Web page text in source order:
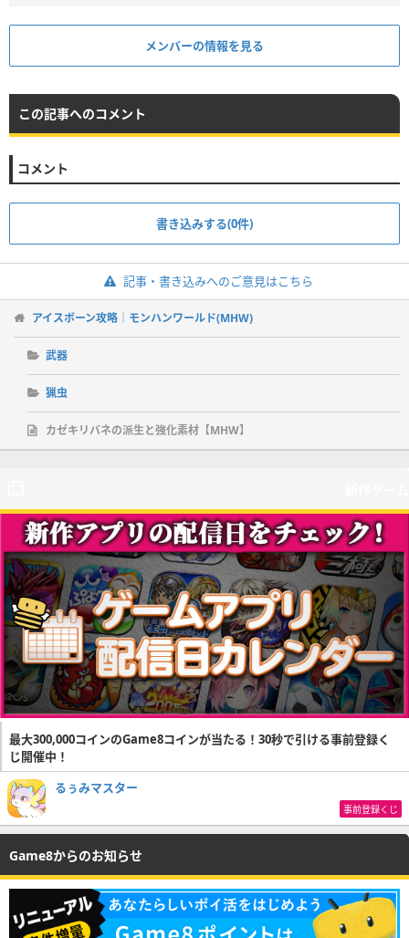
メンバーの情報を見る
この記事へのコメント
コメント
書き込みする(0件)
記事・書き込みへのご意見はこちら
アイスボーン攻略｜モンハンワールド(MHW)
武器
猟虫
カゼキリバネの派生と強化素材【MHW】
最大300,000コインのGame8コインが当たる！30秒で引ける事前登録く
じ開催中！
るぅみマスター
事前登録くじ
Game8からのお知らせ